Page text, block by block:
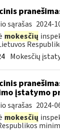
sąrašas 2024-
mokesčių
Mokesčių
įstatymo
sąrašas 2024-
mokesčių